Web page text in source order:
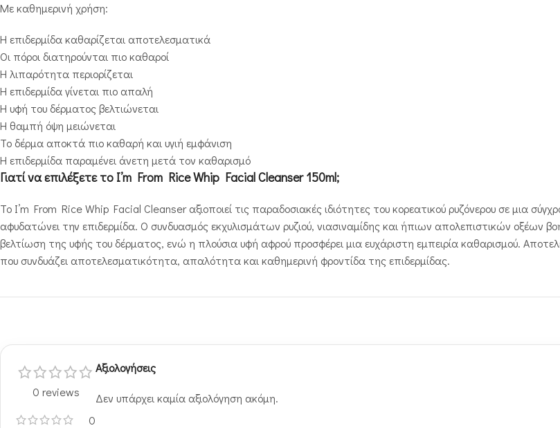
Με καθημερινή χρήση:
Η επιδερμίδα καθαρίζεται αποτελεσματικά
Οι πόροι διατηρούνται πιο καθαροί
Η λιπαρότητα περιορίζεται
Η επιδερμίδα γίνεται πιο απαλή
Η υφή του δέρματος βελτιώνεται
Η θαμπή όψη μειώνεται
Το δέρμα αποκτά πιο καθαρή και υγιή εμφάνιση
Η επιδερμίδα παραμένει άνετη μετά τον καθαρισμό
Γιατί να επιλέξετε το I’m From Rice Whip Facial Cleanser 150ml;
Το I’m From Rice Whip Facial Cleanser αξιοποιεί τις παραδοσιακές ιδιότητες του κορεατικού ρυζόνερου σε μια
αφυδατώνει την επιδερμίδα. Ο συνδυασμός εκχυλισμάτων ρυζιού, νιασιναμίδης και ήπιων απολεπιστικών
βελτίωση της υφής του δέρματος, ενώ η πλούσια υφή αφρού προσφέρει μια ευχάριστη εμπειρία καθαρισμού.
που συνδυάζει αποτελεσματικότητα, απαλότητα και καθημερινή φροντίδα της επιδερμίδας.
0 reviews
0
Αξιολογήσεις
Δεν υπάρχει καμία αξιολόγηση ακόμη.